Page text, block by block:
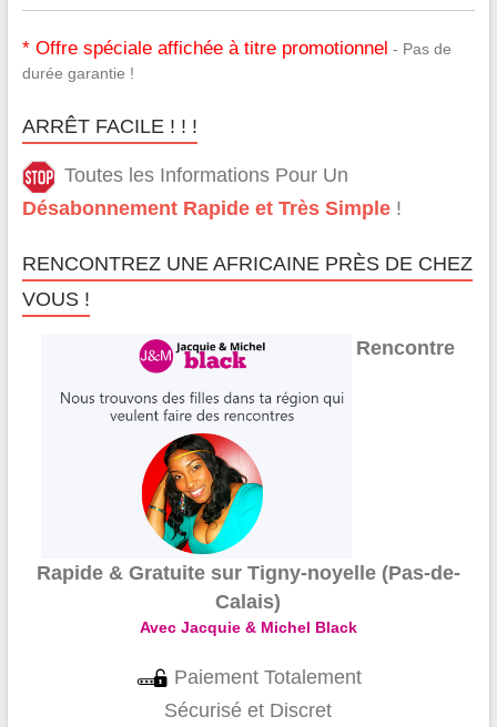
* Offre spéciale affichée à titre promotionnel - Pas de
durée garantie !
ARRÊT FACILE ! ! !
Toutes les Informations Pour Un
Désabonnement Rapide et Très Simple!
RENCONTREZ UNE AFRICAINE PRÈS DE CHEZ
VOUS !
Rencontre
Rapide & Gratuite sur Tigny-noyelle (Pas-de-
Calais)
Avec Jacquie & Michel Black
Paiement Totalement
Sécurisé et Discret